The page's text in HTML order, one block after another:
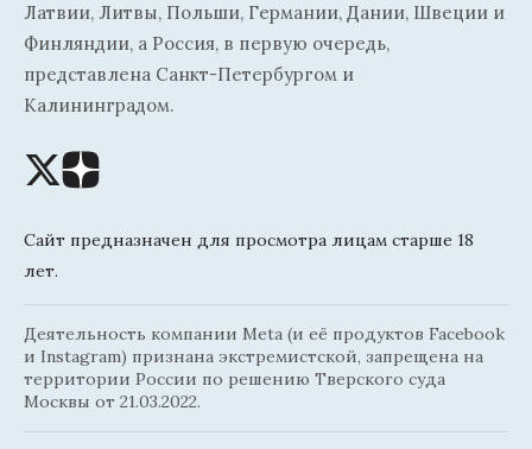
Латвии, Литвы, Польши, Германии, Дании, Швеции и
Финляндии, а Россия, в первую очередь,
представлена Санкт-Петербургом и
Калининградом.
Сайт предназначен для просмотра лицам старше 18
лет.
Деятельность компании Meta (и её продуктов Facebook
и Instagram) признана экстремистской, запрещена на
территории России по решению Тверского суда
Москвы от 21.03.2022.